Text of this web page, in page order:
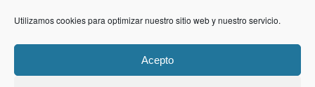
Utilizamos cookies para optimizar nuestro sitio web y nuestro servicio.
Acepto